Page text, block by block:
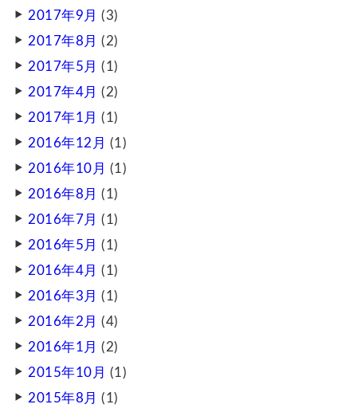
2017年9月 (3)
2017年8月 (2)
2017年5月 (1)
2017年4月 (2)
2017年1月 (1)
2016年12月 (1)
2016年10月 (1)
2016年8月 (1)
2016年7月 (1)
2016年5月 (1)
2016年4月 (1)
2016年3月 (1)
2016年2月 (4)
2016年1月 (2)
2015年10月 (1)
2015年8月 (1)